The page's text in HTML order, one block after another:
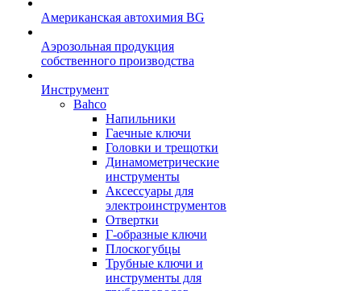
Американская автохимия BG
Аэрозольная продукция
собственного производства
Инструмент
Bahco
Напильники
Гаечные ключи
Головки и трещотки
Динамометрические
инструменты
Аксессуары для
электроинструментов
Отвертки
Г-образные ключи
Плоскогубцы
Трубные ключи и
инструменты для